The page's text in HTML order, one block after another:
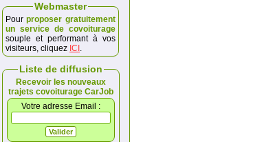
Webmaster
Pour proposer gratuitement
un service de covoiturage
souple et performant à vos
visiteurs, cliquez ICI .
Liste de diffusion
Recevoir les nouveaux
trajets covoiturage CarJob
Votre adresse Email :